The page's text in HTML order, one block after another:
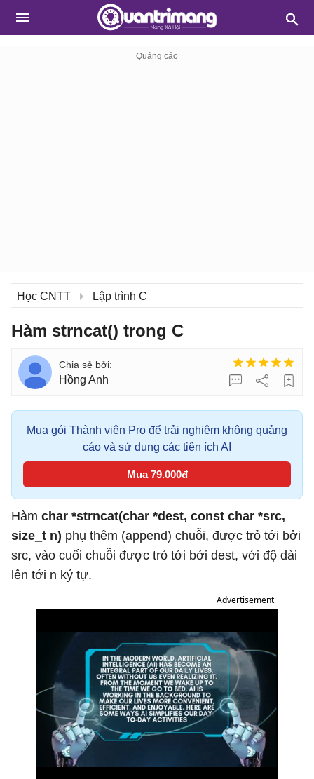
Học CNTT Lập trình C
Hàm strncat() trong C
Hồng Anh
Mua gói Thành viên Pro để trải nghiệm không quảng
cáo và sử dụng các tiện ích AI
Mua 79.000đ
Hàm char *strncat(char *dest, const char *src,
size_t n) phụ thêm (append) chuỗi, được trỏ tới bởi
src, vào cuối chuỗi được trỏ tới bởi dest, với độ dài
lên tới n ký tự.
Advertisement